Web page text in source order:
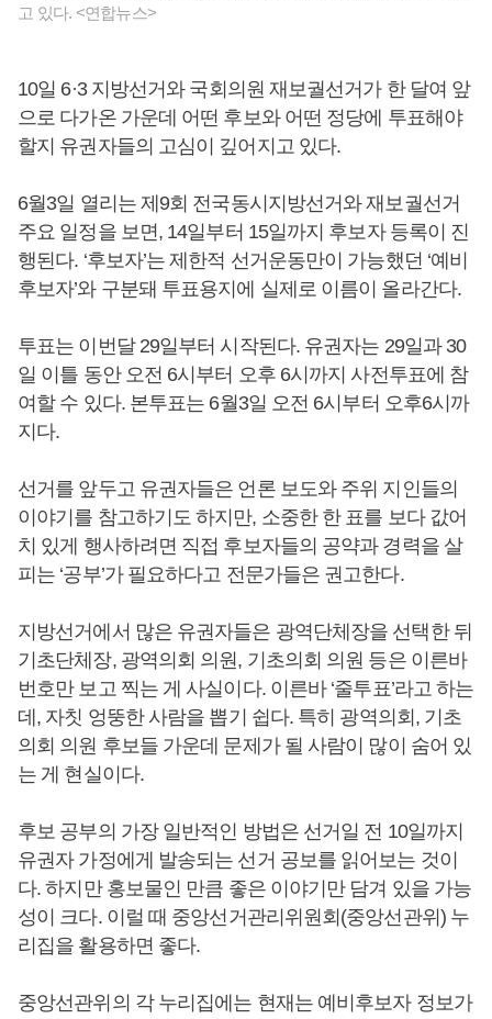
고 있다. <연합뉴스>
10일 6·3 지방선거와 국회의원 재보궐선거가 한 달여 앞
으로 다가온 가운데 어떤 후보와 어떤 정당에 투표해야
할지 유권자들의 고심이 깊어지고 있다.
6월3일 열리는 제9회 전국동시지방선거와 재보궐선거
주요 일정을 보면, 14일부터 15일까지 후보자 등록이 진
행된다. ‘후보자’는 제한적 선거운동만이 가능했던 ‘예비
후보자’와 구분돼 투표용지에 실제로 이름이 올라간다.
투표는 이번달 29일부터 시작된다. 유권자는 29일과 30
일 이틀 동안 오전 6시부터 오후 6시까지 사전투표에 참
여할 수 있다. 본투표는 6월3일 오전 6시부터 오후6시까
지다.
선거를 앞두고 유권자들은 언론 보도와 주위 지인들의
이야기를 참고하기도 하지만, 소중한 한 표를 보다 값어
치 있게 행사하려면 직접 후보자들의 공약과 경력을 살
피는 ‘공부’가 필요하다고 전문가들은 권고한다.
지방선거에서 많은 유권자들은 광역단체장을 선택한 뒤
기초단체장, 광역의회 의원, 기초의회 의원 등은 이른바
번호만 보고 찍는 게 사실이다. 이른바 ‘줄투표’라고 하는
데, 자칫 엉뚱한 사람을 뽑기 쉽다. 특히 광역의회, 기초
의회 의원 후보들 가운데 문제가 될 사람이 많이 숨어 있
는 게 현실이다.
후보 공부의 가장 일반적인 방법은 선거일 전 10일까지
유권자 가정에게 발송되는 선거 공보를 읽어보는 것이
다. 하지만 홍보물인 만큼 좋은 이야기만 담겨 있을 가능
성이 크다. 이럴 때 중앙선거관리위원회(중앙선관위) 누
리집을 활용하면 좋다.
중앙선관위의 각 누리집에는 현재는 예비후보자 정보가